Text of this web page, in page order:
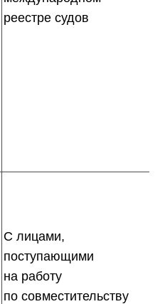
реестре судов
С лицами,
поступающими
на работу
по совместительству